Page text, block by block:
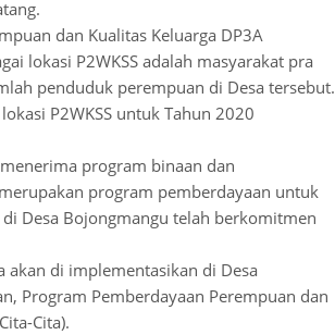
dan Kualitas Keluarga DP3A
lokasi P2WKSS adalah masyarakat pra
penduduk perempuan di Desa tersebut.
P2WKSS untuk Tahun 2020
program binaan dan
program pemberdayaan untuk
Desa Bojongmangu telah berkomitmen
di implementasikan di Desa
Program Pemberdayaan Perempuan dan
Cita).